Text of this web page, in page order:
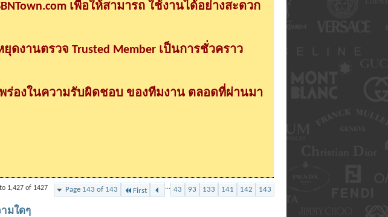
เพื่อให้สามารถ ใช้งานได้อย่างสะดวก
งานตรวจ Trusted Member เป็นการชั่วคราว
องในความรับผิดชอบ ของทีมงาน ตลอดที่ผ่านมา
Page 143 of 143 First ... 43 93 133 141 142 143
1,427 of 1427
มใดๆ